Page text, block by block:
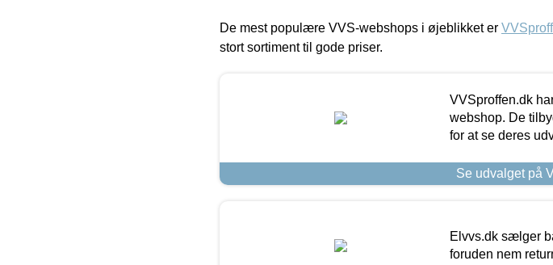
De mest populære VVS-webshops i øjeblikket er
stort sortiment til gode priser.
VVSproffen.dk
webshop. De
for at se deres
Se udvalget på
Elvvs.dk sælger
foruden nem